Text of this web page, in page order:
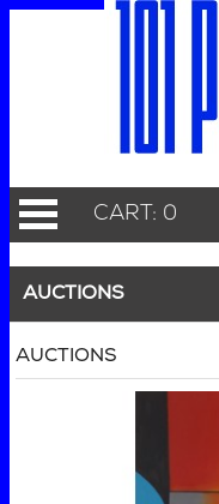
CART: 0
AUCTIONS
AUCTIONS